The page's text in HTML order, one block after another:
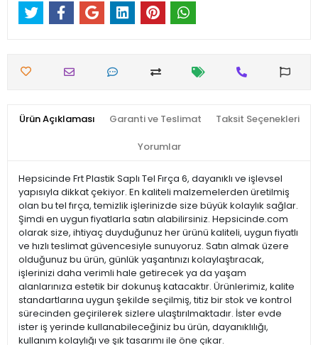
Ürün Açıklaması Garanti ve Teslimat Taksit Seçenekleri
Yorumlar
Hepsicinde Frt Plastik Saplı Tel Fırça 6, dayanıklı ve işlevsel
yapısıyla dikkat çekiyor. En kaliteli malzemelerden üretilmiş
olan bu tel fırça, temizlik işlerinizde size büyük kolaylık sağlar.
Şimdi en uygun fiyatlarla satın alabilirsiniz. Hepsicinde.com
olarak size, ihtiyaç duyduğunuz her ürünü kaliteli, uygun fiyatlı
ve hızlı teslimat güvencesiyle sunuyoruz. Satın almak üzere
olduğunuz bu ürün, günlük yaşantınızı kolaylaştıracak,
işlerinizi daha verimli hale getirecek ya da yaşam
alanlarınıza estetik bir dokunuş katacaktır. Ürünlerimiz, kalite
standartlarına uygun şekilde seçilmiş, titiz bir stok ve kontrol
sürecinden geçirilerek sizlere ulaştırılmaktadır. İster evde
ister iş yerinde kullanabileceğiniz bu ürün, dayanıklılığı,
kullanım kolaylığı ve şık tasarımı ile öne çıkar.